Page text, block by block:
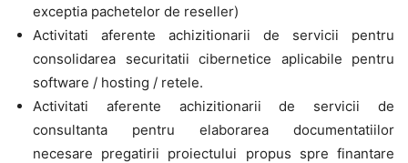
exceptia pachetelor de reseller)
Activitati aferente achizitionarii de servicii pentru
consolidarea securitatii cibernetice aplicabile pentru
software / hosting / retele.
Activitati aferente achizitionarii de servicii de
consultanta pentru elaborarea documentatiilor
necesare pregatirii proiectului propus spre finantare